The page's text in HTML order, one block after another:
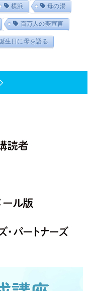
横浜 母の湯
百万人の夢宣言
生日に母を語る